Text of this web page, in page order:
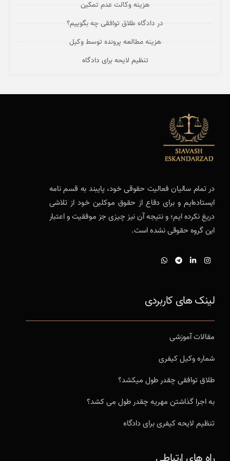
هزینه وکالت عدم تمکین
در دادگاه طلاق توافقی چه بگوییم؟
هزینه مطالعه پرونده توسط وکیل
تنظیم لایحه برای دادگاه
در تمام سالیان فعالیت حقوقی خود، پایبند به قسم نامه
ایستاده‌ایم و برای دفاع از حقوق موکلین خود از تلاشی
دریغ نکرده ایم؛ و نتیجه آن نیز چیزی جز موفقیت و اعتبار
این گروه حقوقی نشده است.
لینک های کاربردی
مقالات آموزشی
شماره وکیل کیفری
طلاق توافقی چقدر طول میکشد؟
به اجرا گذاشتن مهریه چقدر طول می کشد؟
تنظیم لایحه کیفری برای دادگاه